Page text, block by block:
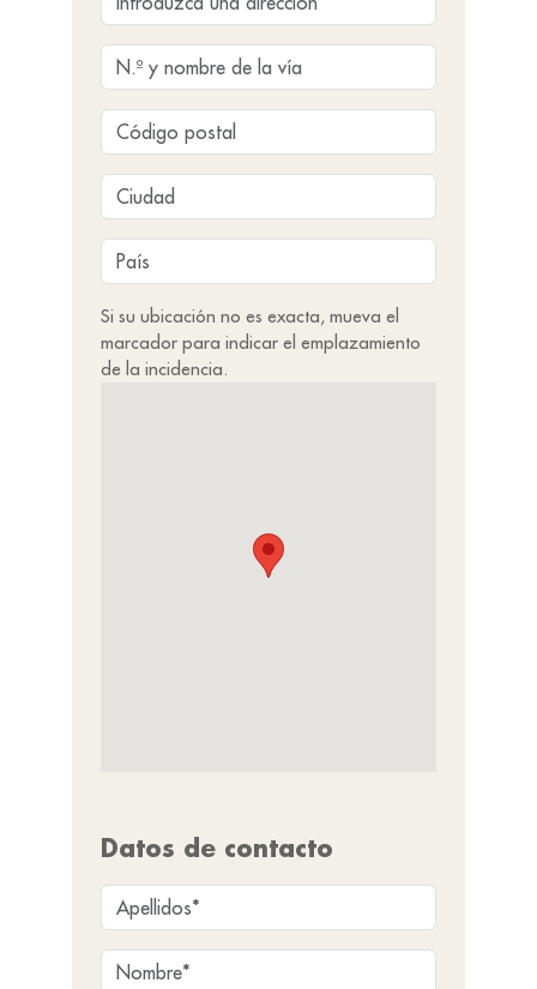
Si su ubicación no es exacta, mueva el
marcador para indicar el emplazamiento
de la incidencia.
Datos de contacto